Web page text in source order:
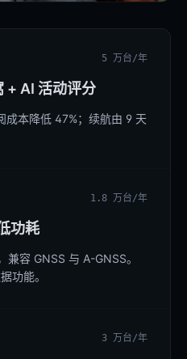
5 万台/年
+ AI 活动评分
成本降低 47%；续航由 9 天
1.8 万台/年
功耗
容 GNSS 与 A-GNSS。
功能。
3 万台/年